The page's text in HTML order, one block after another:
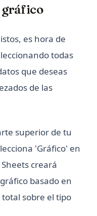
gráfico
es hora de
todas
que deseas
de las
superior de tu
'Gráfico' en
creará
basado en
sobre el tipo